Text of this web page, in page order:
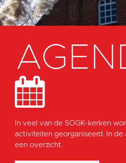
In veel van de SOGK-kerken
activiteiten georganiseerd. In de
een overzicht.